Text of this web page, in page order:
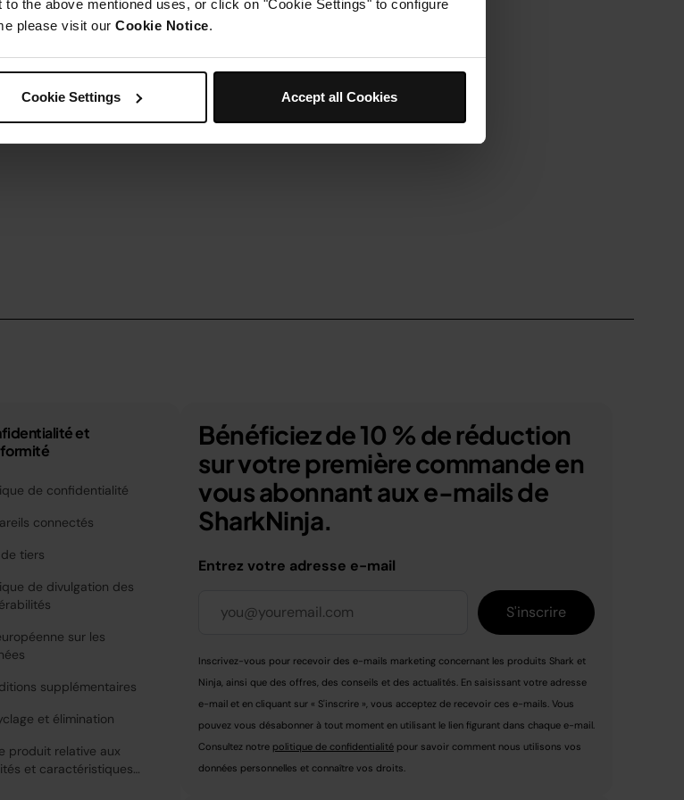
the above mentioned uses, or click on "Cookie Settings" to configure
please visit our Cookie Notice.
Cookie Settings Accept all Cookies
préféré avec du tonic.
et
de confidentialité
connectés
tiers
de divulgation des
sur les
supplémentaires
et élimination
produit relative aux
et caractéristiques
Bénéficiez de 10 % de réduction
sur votre première commande en
vous abonnant aux e-mails de
SharkNinja.
Entrez votre adresse e-mail
S'inscrire
Inscrivez-vous pour recevoir des e-mails marketing concernant les produits Shark et
Ninja, ainsi que des offres, des conseils et des actualités. En saisissant votre adresse
e-mail et en cliquant sur « S'inscrire », vous acceptez de recevoir ces e-mails. Vous
pouvez vous désabonner à tout moment en utilisant le lien figurant dans chaque e-mail.
Consultez notre politique de confidentialité pour savoir comment nous utilisons vos
données personnelles et connaître vos droits.